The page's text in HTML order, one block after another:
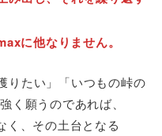
に他なりません。
りたい」「いつもの峠の
く願うのであれば、
く、その土台となる